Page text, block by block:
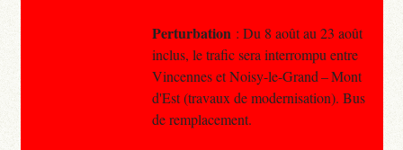
Perturbation : Du 8 août au 23 août
inclus, le trafic sera interrompu entre
Vincennes et Noisy-le-Grand – Mont
d'Est (travaux de modernisation). Bus
de remplacement.